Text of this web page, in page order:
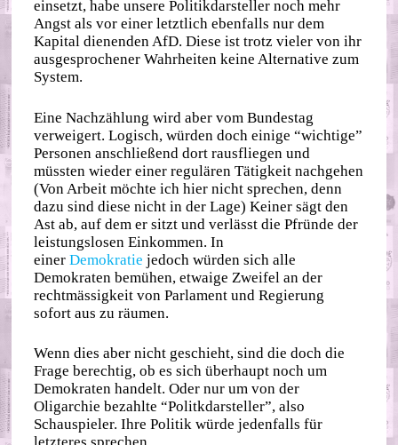
einsetzt, habe unsere Politikdarsteller noch mehr
Angst als vor einer letztlich ebenfalls nur dem
Kapital dienenden AfD. Diese ist trotz vieler von ihr
ausgesprochener Wahrheiten keine Alternative zum
System.
Eine Nachzählung wird aber vom Bundestag
verweigert. Logisch, würden doch einige “wichtige”
Personen anschließend dort rausfliegen und
müssten wieder einer regulären Tätigkeit nachgehen
(Von Arbeit möchte ich hier nicht sprechen, denn
dazu sind diese nicht in der Lage) Keiner sägt den
Ast ab, auf dem er sitzt und verlässt die Pfründe der
leistungslosen Einkommen. In
einerDemokratie jedoch würden sich alle
Demokraten bemühen, etwaige Zweifel an der
rechtmässigkeit von Parlament und Regierung
sofort aus zu räumen.
Wenn dies aber nicht geschieht, sind die doch die
Frage berechtig, ob es sich überhaupt noch um
Demokraten handelt. Oder nur um von der
Oligarchie bezahlte “Politkdarsteller”, also
Schauspieler. Ihre Politik würde jedenfalls für